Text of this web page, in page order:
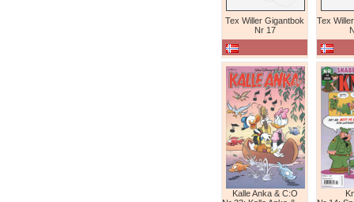
Tex Willer Gigantbok
Nr 17
Kalle Anka & C:O